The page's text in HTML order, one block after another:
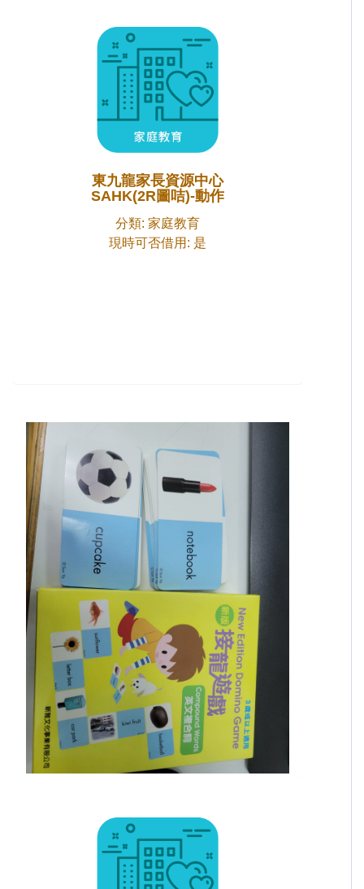
東九龍家長資源中心
SAHK(2R圖咭)-動作
分類: 家庭教育
現時可否借用: 是
新版接龍遊戲
現時可否借用: 是